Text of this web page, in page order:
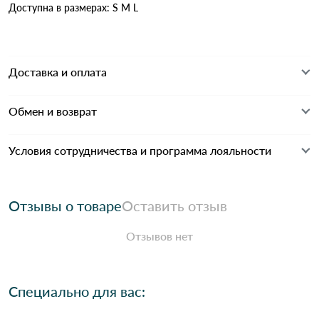
Доступна в размерах: S M L
Доставка и оплата
Обмен и возврат
Условия сотрудничества и программа лояльности
Отзывы о товареОставить отзыв
Отзывов нет
Специально для вас: